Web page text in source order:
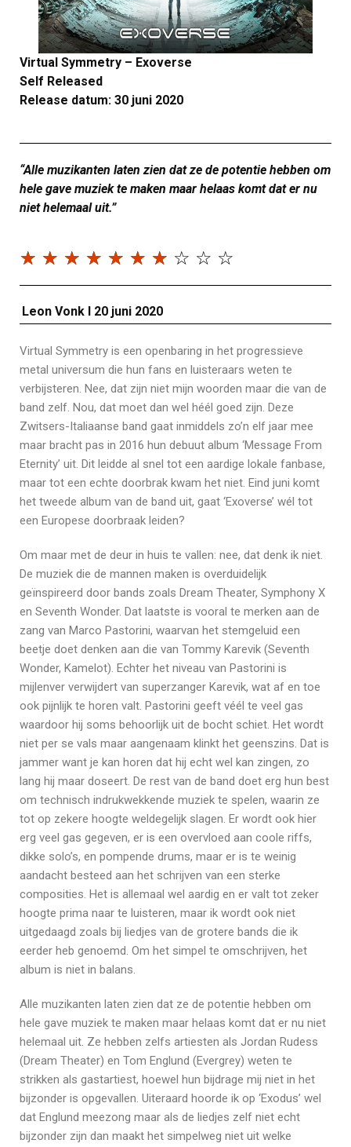
Virtual Symmetry – Exoverse
Self Released
Release datum: 30 juni 2020
“Alle muzikanten laten zien dat ze de potentie hebben om
hele gave muziek te maken maar helaas komt dat er nu
niet helemaal uit.”
☆ ☆ ☆ ☆ ☆ ☆ ☆ ☆ ☆ ☆
Leon Vonk I 20 juni 2020
Virtual Symmetry is een openbaring in het progressieve
metal universum die hun fans en luisteraars weten te
verbijsteren. Nee, dat zijn niet mijn woorden maar die van de
band zelf. Nou, dat moet dan wel héél goed zijn. Deze
Zwitsers-Italiaanse band gaat inmiddels zo’n elf jaar mee
maar bracht pas in 2016 hun debuut album ‘Message From
Eternity’ uit. Dit leidde al snel tot een aardige lokale fanbase,
maar tot een echte doorbrak kwam het niet. Eind juni komt
het tweede album van de band uit, gaat ‘Exoverse’ wél tot
een Europese doorbraak leiden?
Om maar met de deur in huis te vallen: nee, dat denk ik niet.
De muziek die de mannen maken is overduidelijk
geïnspireerd door bands zoals Dream Theater, Symphony X
en Seventh Wonder. Dat laatste is vooral te merken aan de
zang van Marco Pastorini, waarvan het stemgeluid een
beetje doet denken aan die van Tommy Karevik (Seventh
Wonder, Kamelot). Echter het niveau van Pastorini is
mijlenver verwijdert van superzanger Karevik, wat af en toe
ook pijnlijk te horen valt. Pastorini geeft véél te veel gas
waardoor hij soms behoorlijk uit de bocht schiet. Het wordt
niet per se vals maar aangenaam klinkt het geenszins. Dat is
jammer want je kan horen dat hij echt wel kan zingen, zo
lang hij maar doseert. De rest van de band doet erg hun best
om technisch indrukwekkende muziek te spelen, waarin ze
tot op zekere hoogte weldegelijk slagen. Er wordt ook hier
erg veel gas gegeven, er is een overvloed aan coole riffs,
dikke solo’s, en pompende drums, maar er is te weinig
aandacht besteed aan het schrijven van een sterke
composities. Het is allemaal wel aardig en er valt tot zeker
hoogte prima naar te luisteren, maar ik wordt ook niet
uitgedaagd zoals bij liedjes van de grotere bands die ik
eerder heb genoemd. Om het simpel te omschrijven, het
album is niet in balans.
Alle muzikanten laten zien dat ze de potentie hebben om
hele gave muziek te maken maar helaas komt dat er nu niet
helemaal uit. Ze hebben zelfs artiesten als Jordan Rudess
(Dream Theater) en Tom Englund (Evergrey) weten te
strikken als gastartiest, hoewel hun bijdrage mij niet in het
bijzonder is opgevallen. Uiteraard hoorde ik op ‘Exodus’ wel
dat Englund meezong maar als de liedjes zelf niet echt
bijzonder zijn dan maakt het simpelweg niet uit welke